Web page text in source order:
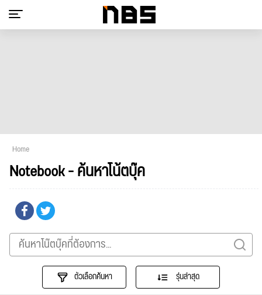
Home
Notebook - ค้นหาโน้ตบุ๊ค
ตัวเลือกค้นหา รุ่นล่าสุด